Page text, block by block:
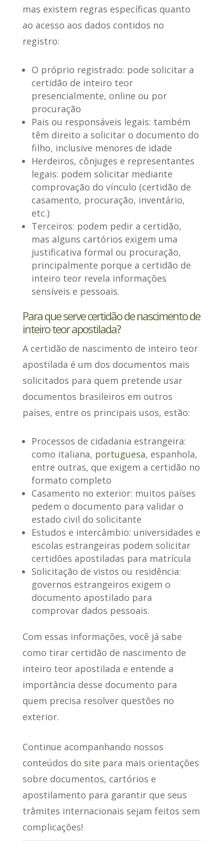
mas existem regras específicas quanto
ao acesso aos dados contidos no
registro:
O próprio registrado: pode solicitar a
certidão de inteiro teor
presencialmente, online ou por
procuração
Pais ou responsáveis legais: também
têm direito a solicitar o documento do
filho, inclusive menores de idade
Herdeiros, cônjuges e representantes
legais: podem solicitar mediante
comprovação do vínculo (certidão de
casamento, procuração, inventário,
etc.)
Terceiros: podem pedir a certidão,
mas alguns cartórios exigem uma
justificativa formal ou procuração,
principalmente porque a certidão de
inteiro teor revela informações
sensíveis e pessoais.
Para que serve certidão de nascimento de
inteiro teor apostilada?
A certidão de nascimento de inteiro teor
apostilada é um dos documentos mais
solicitados para quem pretende usar
documentos brasileiros em outros
países, entre os principais usos, estão:
Processos de cidadania estrangeira:
como italiana, portuguesa, espanhola,
entre outras, que exigem a certidão no
formato completo
Casamento no exterior: muitos países
pedem o documento para validar o
estado civil do solicitante
Estudos e intercâmbio: universidades e
escolas estrangeiras podem solicitar
certidões apostiladas para matrícula
Solicitação de vistos ou residência:
governos estrangeiros exigem o
documento apostilado para
comprovar dados pessoais.
Com essas informações, você já sabe
como tirar certidão de nascimento de
inteiro teor apostilada e entende a
importância desse documento para
quem precisa resolver questões no
exterior.
Continue acompanhando nossos
conteúdos do site para mais orientações
sobre documentos, cartórios e
apostilamento para garantir que seus
trâmites internacionais sejam feitos sem
complicações!